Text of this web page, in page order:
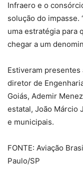
Infraero e o
solução do impasse.
uma estratégia para
chegar a um
Estiveram
diretor de
Goiás, Ademir
estatal, João Márcio
e municipais.
FONTE: Aviação
Paulo/SP